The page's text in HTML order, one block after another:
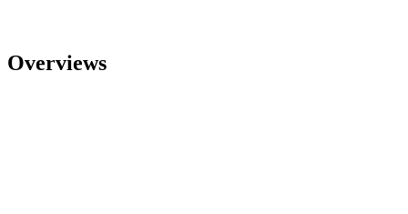
Overviews